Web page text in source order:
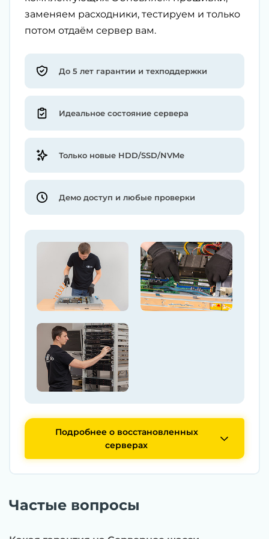
заменяем расходники, тестируем и только
потом отдаём сервер вам.
До 5 лет гарантии и техподдержки
Идеальное состояние сервера
Только новые HDD/SSD/NVMe
Демо доступ и любые проверки
Подробнее о восстановленных
серверах
Частые вопросы